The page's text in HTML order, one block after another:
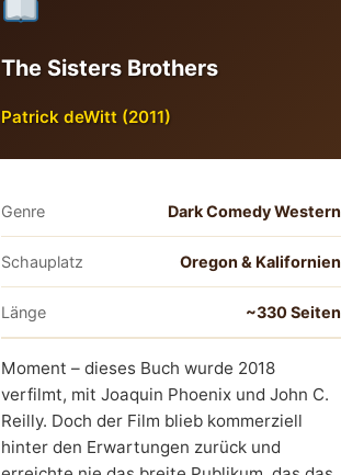
The Sisters Brothers
Patrick deWitt (2011)
Genre Dark Comedy Western
Schauplatz Oregon & Kalifornien
Länge ~330 Seiten
Moment – dieses Buch wurde 2018
verfilmt, mit Joaquin Phoenix und John C.
Reilly. Doch der Film blieb kommerziell
hinter den Erwartungen zurück und